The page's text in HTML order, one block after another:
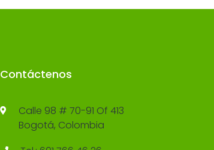
Contáctenos
Calle 98 # 70-91 Of 413
Bogotá, Colombia